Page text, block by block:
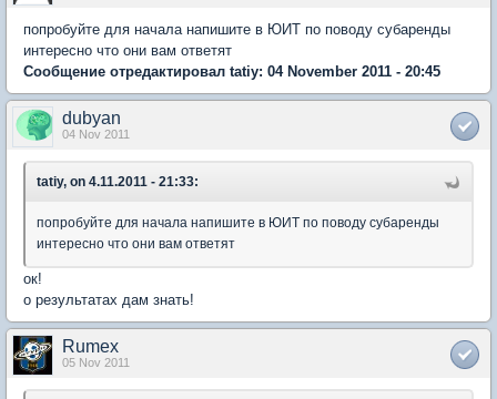
попробуйте для начала напишите в ЮИТ по поводу субаренды
интересно что они вам ответят
Сообщение отредактировал tatiy: 04 November 2011 - 20:45
dubyan
04 Nov 2011
tatiy, on 4.11.2011 - 21:33:
попробуйте для начала напишите в ЮИТ по поводу субаренды
интересно что они вам ответят
ок!
о результатах дам знать!
Rumex
05 Nov 2011